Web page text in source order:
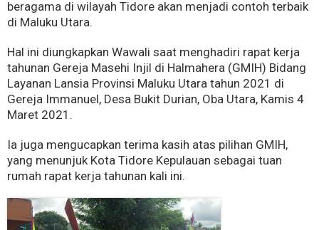
beragama di wilayah Tidore akan menjadi contoh terbaik
di Maluku Utara.
Hal ini diungkapkan Wawali saat menghadiri rapat kerja
tahunan Gereja Masehi Injil di Halmahera (GMIH) Bidang
Layanan Lansia Provinsi Maluku Utara tahun 2021 di
Gereja Immanuel, Desa Bukit Durian, Oba Utara, Kamis 4
Maret 2021.
Ia juga mengucapkan terima kasih atas pilihan GMIH,
yang menunjuk Kota Tidore Kepulauan sebagai tuan
rumah rapat kerja tahunan kali ini.